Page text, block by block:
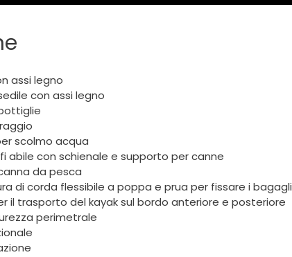
assi legno
con assi legno
scolmo acqua
abile con schienale e supporto per canne
da pesca
di corda flessibile a poppa e prua per fissare i bagagli
il trasporto del kayak sul bordo anteriore e posteriore
perimetrale